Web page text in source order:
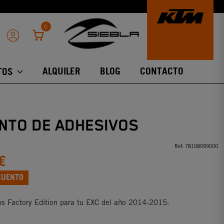
0
ALQUILER BLOG CONTACTO
DE ADHESIVOS
Ref: 78108099000
Factory Edition para tu EXC del año 2014-2015.